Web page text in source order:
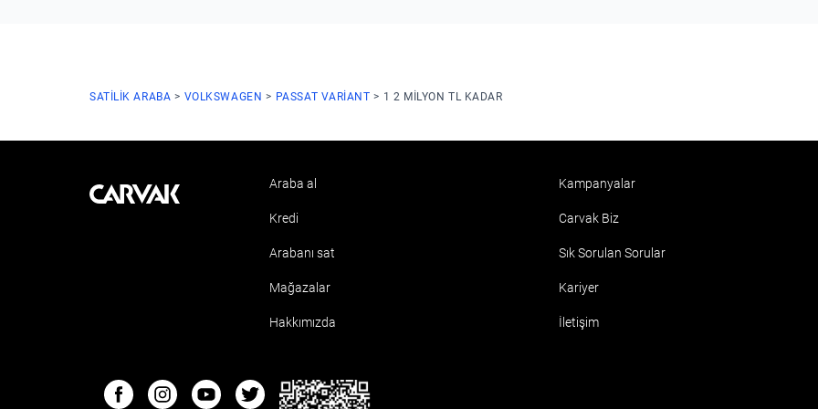
SATILIK ARABA VOLKSWAGEN PASSAT VARIANT 1 2 MILYON TL KADAR
Kavak Araba al
Kredi
Arabanı sat
Mağazalar
Hakkımızda
Kampanyalar
Carvak Biz
Sık Sorulan Sorular
Kariyer
İletişim
FacebookInstagramYoutubeTwitter
ETBIS